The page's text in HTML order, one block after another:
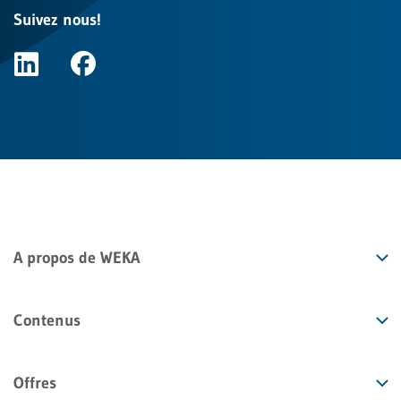
Suivez nous!
A propos de WEKA
Contenus
Offres